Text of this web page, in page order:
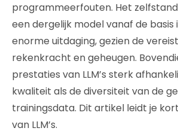
programmeerfouten. Het
een dergelijk model vanaf de
enorme uitdaging, gezien de
rekenkracht en geheugen.
prestaties van LLM’s sterk
kwaliteit als de diversiteit van de
trainingsdata. Dit artikel leidt je
van LLM’s.